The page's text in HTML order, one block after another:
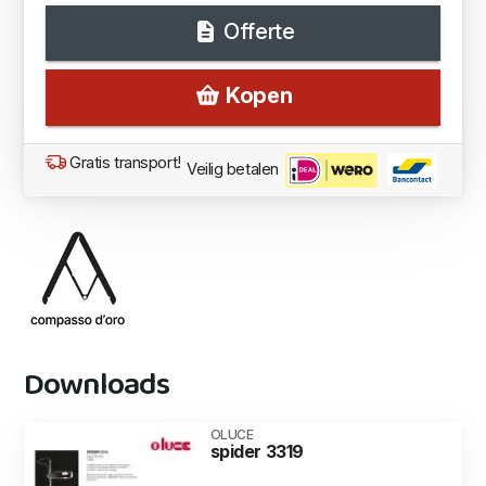
Offerte
Kopen
Gratis transport! Veilig betalen
Downloads
OLUCE
spider 3319